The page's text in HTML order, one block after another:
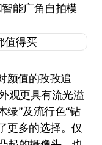
能广角自拍模
颜值的孜孜追
观更具有流光溢
绿”及流行色“钻
更多的选择。仅